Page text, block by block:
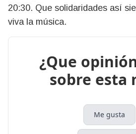
20:30. Que solidaridades así
viva la música.
¿Que
sobre esta
Me gusta